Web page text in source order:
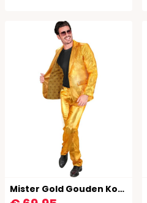
Mister Gold Gouden Kostuum Heren